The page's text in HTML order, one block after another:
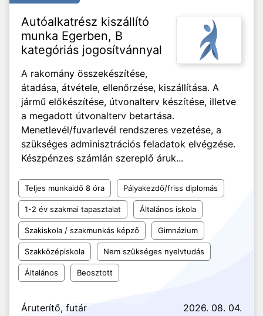
Autóalkatrész kiszállító
munka Egerben, B
kategóriás jogosítvánnyal
A rakomány összekészítése,
átadása, átvétele, ellenőrzése, kiszállítása. A
jármű előkészítése, útvonalterv készítése, illetve
a megadott útvonalterv betartása.
Menetlevél/fuvarlevél rendszeres vezetése, a
szükséges adminisztrációs feladatok elvégzése.
Készpénzes számlán szereplő áruk...
Teljes munkaidő 8 óra Pályakezdő/friss diplomás
1-2 év szakmai tapasztalat Általános iskola
Szakiskola / szakmunkás képző Gimnázium
Szakközépiskola Nem szükséges nyelvtudás
Általános Beosztott
Áruterítő, futár 2026. 08. 04.